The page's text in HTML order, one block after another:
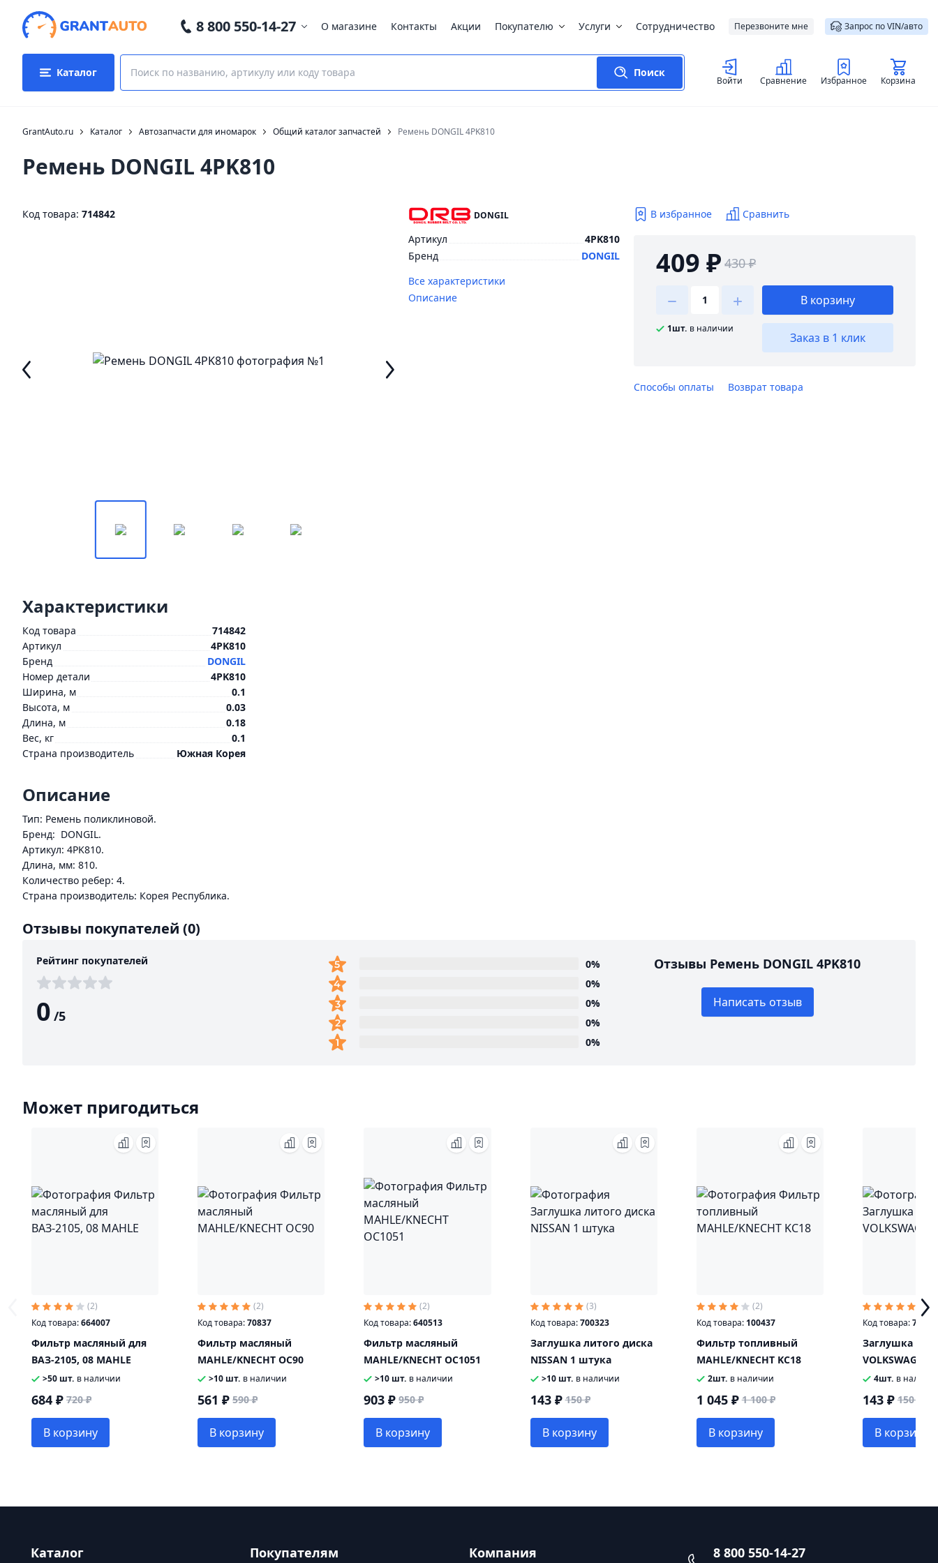
8 800 550-14-27 О магазине Контакты Акции Покупателю Услуги Сотрудничество Перезвоните мне Запрос по VIN/авто
Каталог Поиск
Войти Сравнение Избранное Корзина
GrantAuto.ru Каталог Автозапчасти для иномарок Общий каталог запчастей Ремень DONGIL 4PK810
Ремень DONGIL 4PK810
Код товара: 714842 DONGIL
Артикул
4PK810
Бренд
DONGIL
Все характеристики
Описание
В избранное Сравнить
409 ₽ 430 ₽
1шт. в наличии
В корзину
Заказ в 1 клик
Способы оплаты Возврат товара
Характеристики
Код товара
714842
Артикул
4PK810
Бренд
DONGIL
Номер детали
4PK810
Ширина, м
0.1
Высота, м
0.03
Длина, м
0.18
Вес, кг
0.1
Страна производитель
Южная Корея
Описание
Тип: Ремень поликлиновой.
Бренд: DONGIL.
Артикул: 4PK810.
Длина, мм: 810.
Количество ребер: 4.
Страна производитель: Корея Республика.
Отзывы покупателей (0)
Рейтинг покупателей
0 /5
0%
0%
0%
0%
0%
Отзывы Ремень DONGIL 4PK810
Написать отзыв
Может пригодиться
(2)
Код товара:664007
Фильтр масляный для
ВАЗ-2105, 08 MAHLE
>50 шт. в наличии
684 ₽ 720 ₽
В корзину
(2)
Код товара:70837
Фильтр масляный
MAHLE/KNECHT OC90
>10 шт. в наличии
561 ₽ 590 ₽
В корзину
(2)
Код товара:640513
Фильтр масляный
MAHLE/KNECHT OC1051
>10 шт. в наличии
903 ₽ 950 ₽
В корзину
(3)
Код товара:700323
Заглушка литого диска
NISSAN 1 штука
>10 шт. в наличии
143 ₽ 150 ₽
В корзину
(2)
Код товара: 100437
Фильтр топливный
MAHLE/KNECHT KC18
2шт. в наличии
1 045 ₽ 1 100 ₽
В корзину
(5)
Код товара:
Заглушка
VOLKSWAGEN
4шт. в
143 ₽ 150 ₽
В корзину
Каталог Покупателям Компания 8 800 550-14-27